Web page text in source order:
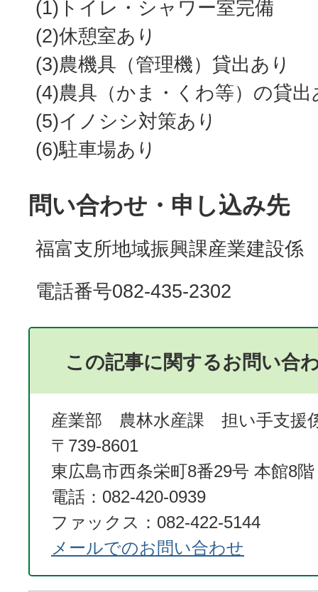
(1)トイレ・シャワー室完備
(2)休憩室あり
(3)農機具（管理機）貸出あり
(4)農具（かま・くわ等）の貸出
(5)イノシシ対策あり
(6)駐車場あり
問い合わせ・申し込み先
福富支所地域振興課産業建設係
電話番号082-435-2302
この記事に関するお問い合
産業部 農林水産課 担い手支援
〒739-8601
東広島市西条栄町8番29号 本館8階
電話：082-420-0939
ファックス：082-422-5144
メールでのお問い合わせ